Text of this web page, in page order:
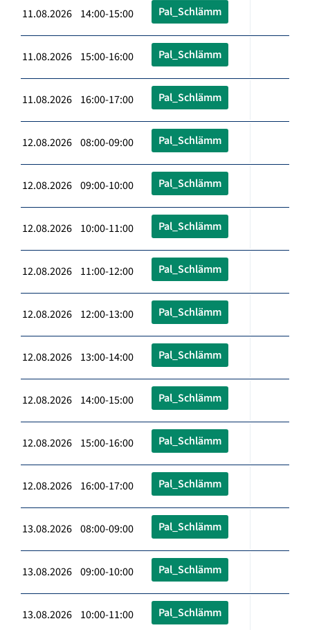
11.08.2026 14:00-15:00 Pal_Schlämm
11.08.2026 15:00-16:00 Pal_Schlämm
11.08.2026 16:00-17:00 Pal_Schlämm
12.08.2026 08:00-09:00 Pal_Schlämm
12.08.2026 09:00-10:00 Pal_Schlämm
12.08.2026 10:00-11:00 Pal_Schlämm
12.08.2026 11:00-12:00 Pal_Schlämm
12.08.2026 12:00-13:00 Pal_Schlämm
12.08.2026 13:00-14:00 Pal_Schlämm
12.08.2026 14:00-15:00 Pal_Schlämm
12.08.2026 15:00-16:00 Pal_Schlämm
12.08.2026 16:00-17:00 Pal_Schlämm
13.08.2026 08:00-09:00 Pal_Schlämm
13.08.2026 09:00-10:00 Pal_Schlämm
13.08.2026 10:00-11:00 Pal_Schlämm